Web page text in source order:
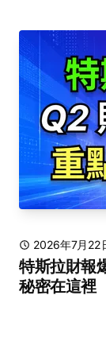
2026年7月22
特斯拉財報
秘密在這裡